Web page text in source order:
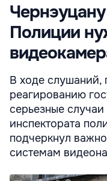
Полиции
В ходе слушаний,
реагированию
серьезные
инспектората
подчеркнул
системам